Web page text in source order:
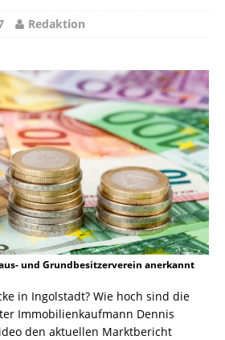
Redaktion
und Grundbesitzerverein anerkannt
in Ingolstadt? Wie hoch sind die
Immobilienkaufmann Dennis
den aktuellen Marktbericht